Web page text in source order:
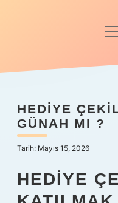
Anasayfa
Yasal Uyarı
Hakkımızda
HEDIYE
GÜNAH MI ?
Tarih: Mayıs 15, 2026
HEDIYE